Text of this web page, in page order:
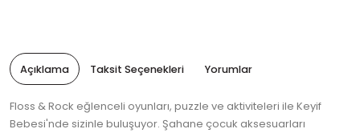
Açıklama Taksit Seçenekleri Yorumlar
Floss & Rock eğlenceli oyunları, puzzle ve aktiviteleri ile Keyif
Bebesi'nde sizinle buluşuyor. Şahane çocuk aksesuarları